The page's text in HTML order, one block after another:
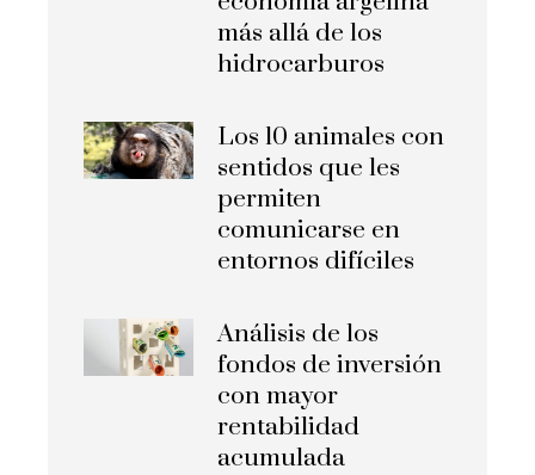
más allá de los
hidrocarburos
Los 10 animales con
sentidos que les
permiten
comunicarse en
entornos difíciles
Análisis de los
fondos de inversión
con mayor
rentabilidad
acumulada